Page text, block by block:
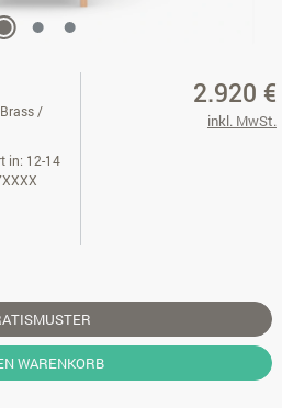
/
in: 12-14
2.920 €
inkl. MwSt.
WARENKORB